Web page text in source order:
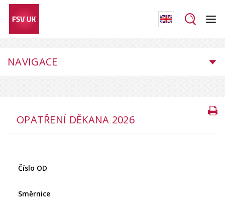
NAVIGACE
OPATŘENÍ DĚKANA 2026
Číslo OD
Směrnice